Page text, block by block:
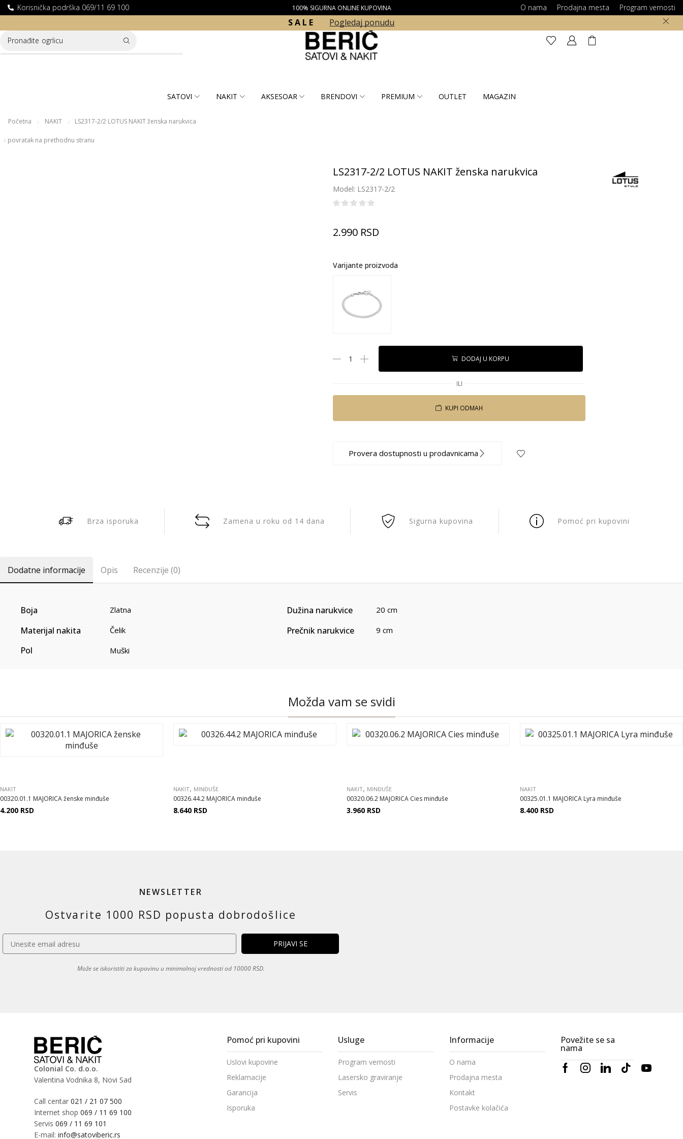
Korisnička podrška 069/11 69 100
DOSTAVA ZA KUPOVINE PREKO 10.000 RSD 100% SIGURNA ONLINE KUPOVINA O nama Prodajna mesta Program vernosti
S A L E Pogledaj ponudu
Pronađite ogrlicu
SATOVI NAKIT AKSESOAR BRENDOVI PREMIUM OUTLET MAGAZIN
Početna / NAKIT / LS2317-2/2 LOTUS NAKIT ženska narukvica
povratak na prethodnu stranu
LS2317-2/2 LOTUS NAKIT ženska narukvica
Model: LS2317-2/2
2.990 RSD
Varijante proizvoda
DODAJ U KORPU
ILI
KUPI ODMAH
Provera dostupnosti u prodavnicama
Brza isporuka Zamena u roku od 14 dana Sigurna kupovina Pomoć pri kupovini
Dodatne informacije Opis Recenzije (0)
Boja Zlatna Dužina narukvice 20 cm
Materijal nakita Čelik Prečnik narukvice 9 cm
Pol Muški
Možda vam se svidi
NAKIT
00320.01.1 MAJORICA ženske minđuše
4.200 RSD
NAKIT, MINĐUŠE
00326.44.2 MAJORICA minđuše
8.640 RSD
NAKIT, MINĐUŠE
00320.06.2 MAJORICA Cies minđuše
3.960 RSD
NAKIT
00325.01.1 MAJORICA Lyra minđuše
8.400 RSD
NEWSLETTER
Ostvarite 1000 RSD popusta dobrodošlice
Može se iskoristiti za kupovinu u minimalnoj vrednosti od 10000 RSD.
Colonial Co. d.o.o.
Valentina Vodnika 8, Novi Sad
Call centar021 / 21 07 500
Internet shop069 / 11 69 100
Servis069 / 11 69 101
E-mail:info@satoviberic.rs
Pomoć pri kupovini
Uslovi kupovine
Reklamacije
Garancija
Isporuka
Usluge
Program vernosti
Lasersko graviranje
Servis
Informacije
O nama
Prodajna mesta
Kontakt
Postavke kolačića
Povežite se sa
nama